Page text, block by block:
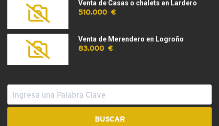
Venta de Casas o chalets en Lardero
510.000 €
Venta de Merendero en Logroño
83.000 €